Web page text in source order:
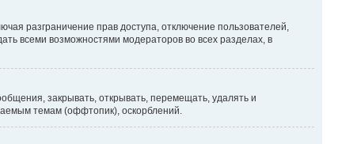
разграничение прав доступа, отключение пользователей,
всеми возможностями модераторов во всех разделах, в
закрывать, открывать, перемещать, удалять и
темам (оффтопик), оскорблений.